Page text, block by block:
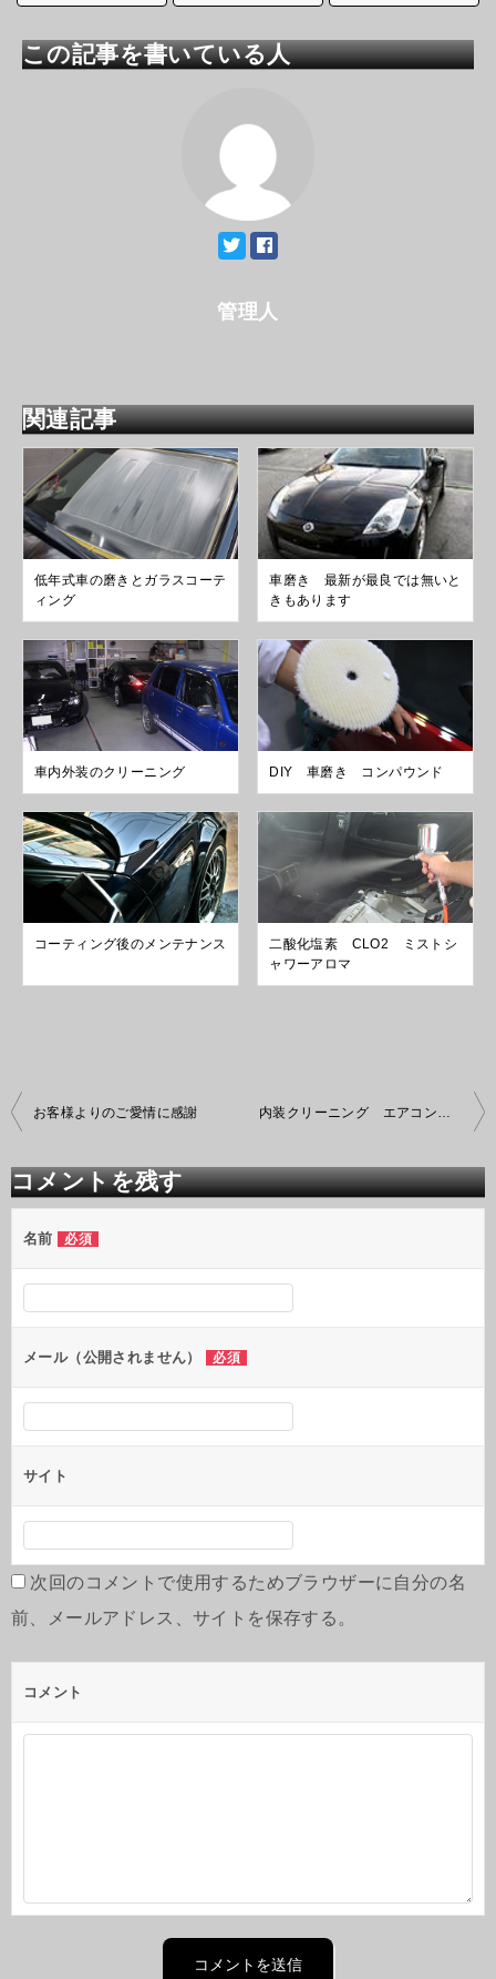
この記事を書いている人
管理人
関連記事
低年式車の磨きとガラスコーテ
ィング
車磨き 最新が最良では無いと
きもあります
車内外装のクリーニング DIY 車磨き コンパウンド
コーティング後のメンテナンス
二酸化塩素 CLO2 ミストシ
ャワーアロマ
投
稿
ビ
ゲ
ー
シ
ン
お客様よりのご愛情に感謝 内装クリーニング エアコンクリーニング
コメントを残す
名前 必須
メール（公開されません） 必須
サイト
次回のコメントで使用するためブラウザーに自分の名
前、メールアドレス、サイトを保存する。
コメント